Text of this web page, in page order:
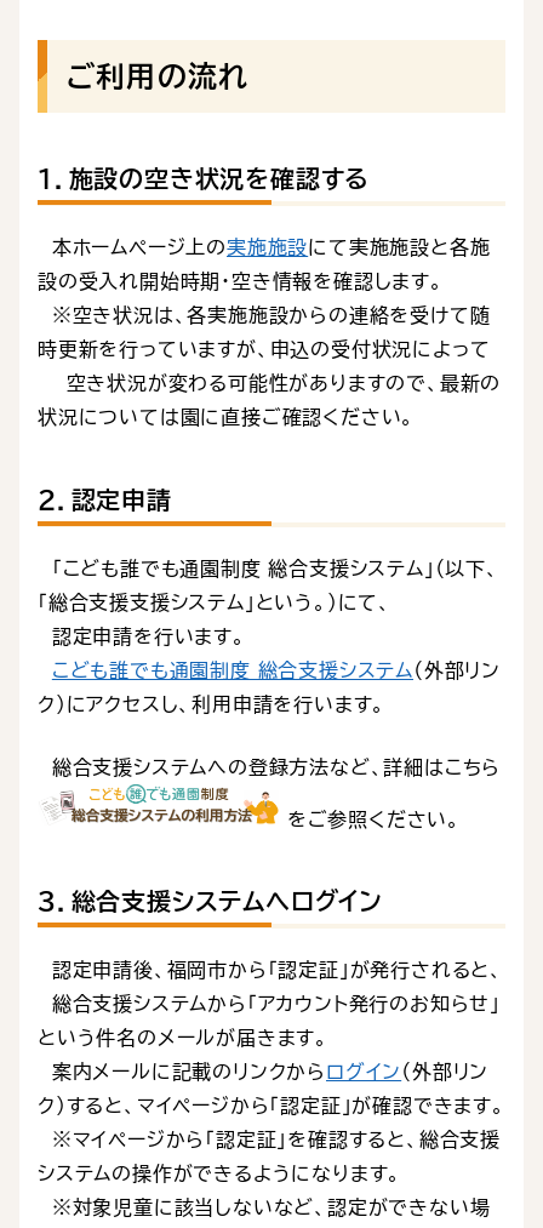
ご利用の流れ
１．施設の空き状況を確認する
本ホームページ上の実施施設にて実施施設と各施
設の受入れ開始時期・空き情報を確認します。
※空き状況は、各実施施設からの連絡を受けて随
時更新を行っていますが、申込の受付状況によって
空き状況が変わる可能性がありますので、最新の
状況については園に直接ご確認ください。
２．認定申請
「こども誰でも通園制度 総合支援システム」（以下、
「総合支援支援システム」という。）にて、
認定申請を行います。
こども誰でも通園制度 総合支援システム （外部リン
ク）にアクセスし、利用申請を行います。
総合支援システムへの登録方法など、詳細はこちら
をご参照ください。
３．総合支援システムへログイン
認定申請後、福岡市から「認定証」が発行されると、
総合支援システムから「アカウント発行のお知らせ」
という件名のメールが届きます。
案内メールに記載のリンクから ログイン （外部リン
ク）すると、マイページから「認定証」が確認できます。
※マイページから「認定証」を確認すると、総合支援
システムの操作ができるようになります。
※対象児童に該当しないなど、認定ができない場